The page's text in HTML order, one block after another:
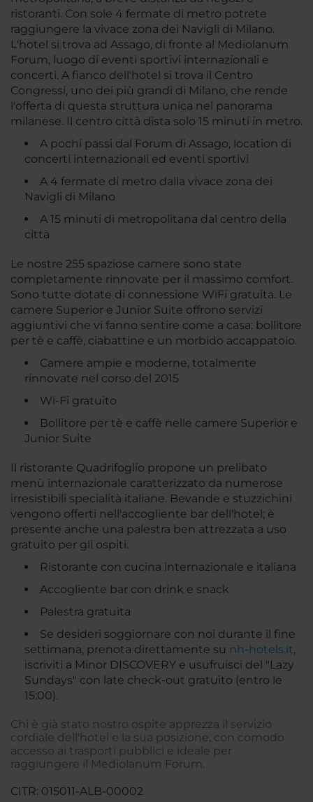
ristoranti. Con sole 4 fermate di metro potrete
raggiungere la vivace zona dei Navigli di Milano.
L'hotel si trova ad Assago, di fronte al Mediolanum
Forum, luogo di eventi sportivi internazionali e
concerti. A fianco dell'hotel si trova il Centro
Congressi, uno dei più grandi di Milano, che rende
l'offerta di questa struttura unica nel panorama
milanese. Il centro città dista solo 15 minuti in metro.
A pochi passi dal Forum di Assago, location di
concerti internazionali ed eventi sportivi
A 4 fermate di metro dalla vivace zona dei
Navigli di Milano
A 15 minuti di metropolitana dal centro della
città
Le nostre 255 spaziose camere sono state
completamente rinnovate per il massimo comfort.
Sono tutte dotate di connessione WiFi gratuita. Le
camere Superior e Junior Suite offrono servizi
aggiuntivi che vi fanno sentire come a casa: bollitore
per tè e caffè, ciabattine e un morbido accappatoio.
Camere ampie e moderne, totalmente
rinnovate nel corso del 2015
Wi-Fi gratuito
Bollitore per tè e caffè nelle camere Superior e
Junior Suite
Il ristorante Quadrifoglio propone un prelibato
menù internazionale caratterizzato da numerose
irresistibili specialità italiane. Bevande e stuzzichini
vengono offerti nell'accogliente bar dell'hotel; è
presente anche una palestra ben attrezzata a uso
gratuito per gli ospiti.
Ristorante con cucina internazionale e italiana
Accogliente bar con drink e snack
Palestra gratuita
Se desideri soggiornare con noi durante il fine
settimana, prenota direttamente su nh-hotels.it,
iscriviti a Minor DISCOVERY e usufruisci del "Lazy
Sundays" con late check-out gratuito (entro le
15:00).
Chi è già stato nostro ospite apprezza il servizio
cordiale dell'hotel e la sua posizione, con comodo
accesso ai trasporti pubblici e ideale per
raggiungere il Mediolanum Forum.
CITR: 015011-ALB-00002